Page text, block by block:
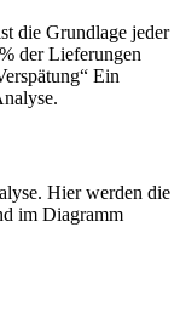
die Grundlage jeder
der Lieferungen
Ein
Hier werden die
im Diagramm